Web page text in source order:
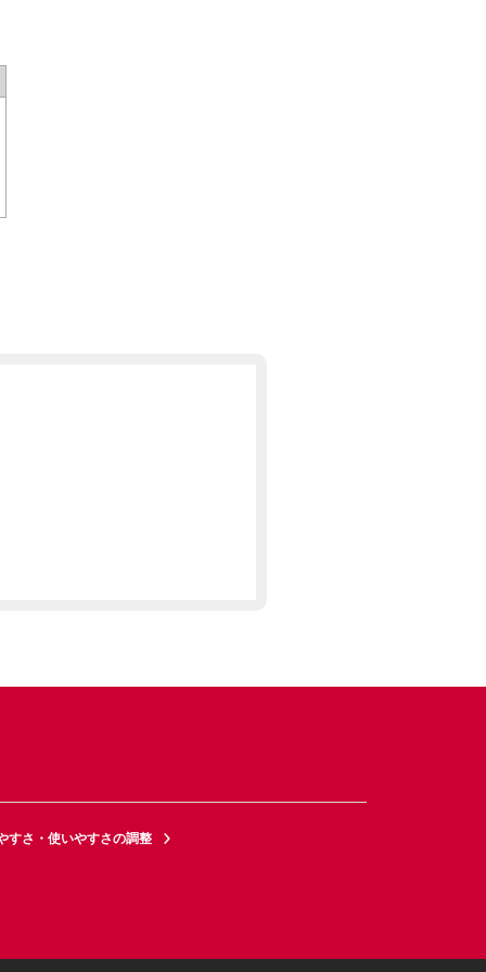
すさ・使いやすさの調整